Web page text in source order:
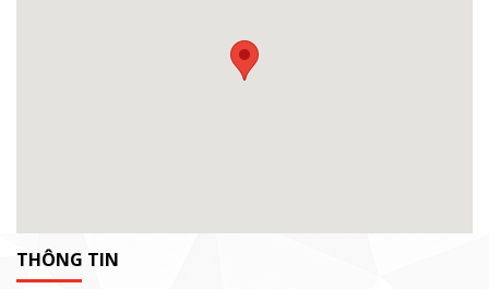
THÔNG TIN